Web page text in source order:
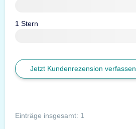
1 Stern
Jetzt Kundenrezension verfassen
Einträge insgesamt: 1